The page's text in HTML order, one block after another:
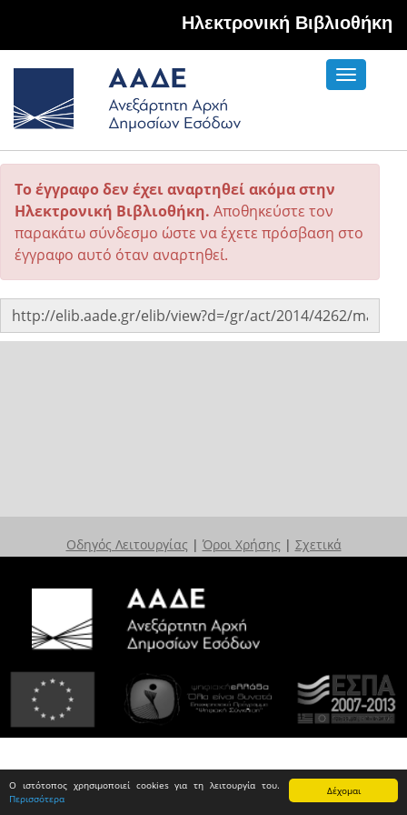
Δέχομαι
Ο ιστότοπος χρησιμοποιεί cookies για τη λειτουργία του.
Περισσότερα
Hλεκτρονική Βιβλιοθήκη
Toggle
Το έγγραφο δεν έχει αναρτηθεί ακόμα στην
Ηλεκτρονική Βιβλιοθήκη. Αποθηκεύστε τον
παρακάτω σύνδεσμο ώστε να έχετε πρόσβαση στο
έγγραφο αυτό όταν αναρτηθεί.
Οδηγός Λειτουργίας | Όροι Χρήσης | Σχετικά